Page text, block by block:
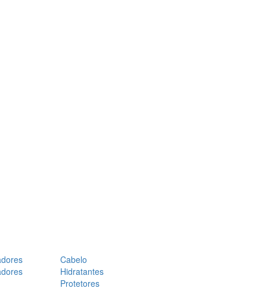
Cabelo
Hidratantes
Protetores